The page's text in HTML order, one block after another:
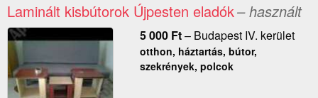
Laminált kisbútorok Újpesten eladók– használt
5 000 Ft– Budapest IV. kerület
otthon, háztartás, bútor,
szekrények, polcok